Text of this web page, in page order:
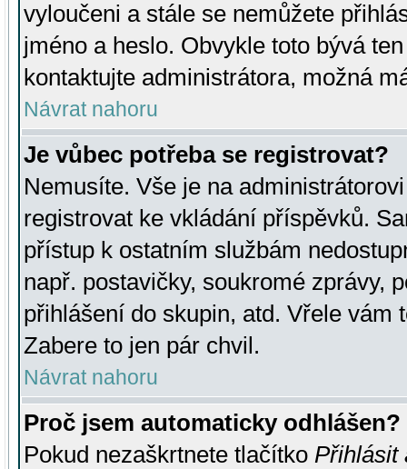
vyloučeni a stále se nemůžete
jméno a heslo. Obvykle toto bývá
kontaktujte administrátora, možná
Návrat nahoru
Je vůbec potřeba se registrovat?
Nemusíte. Vše je na
registrovat ke vkládání příspěvků.
přístup k ostatním službám
např. postavičky, soukromé zprávy,
přihlášení do skupin, atd. Vřele vám
Zabere to jen pár chvil.
Návrat nahoru
Proč jsem automaticky odhlášen?
Pokud nezaškrtnete tlačítko Přihlásit